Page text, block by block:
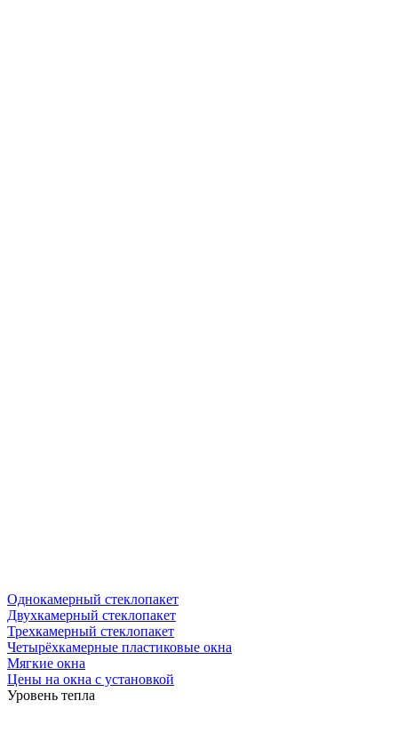
Однокамерный стеклопакет
Двухкамерный стеклопакет
Трехкамерный стеклопакет
Четырёхкамерные пластиковые окна
Мягкие окна
Цены на окна с установкой
Уровень тепла